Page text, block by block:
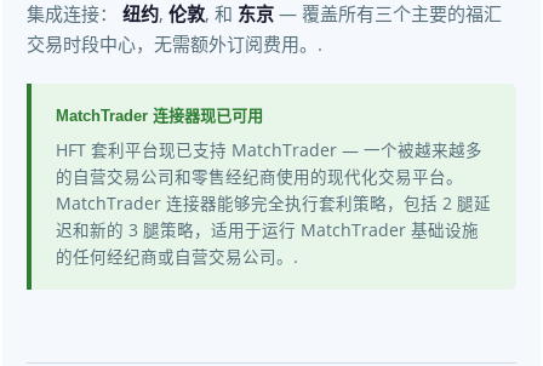
集成连接： 纽约, 伦敦, 和 东京 — 覆盖所有三个主要的福汇
交易时段中心，无需额外订阅费用。.
MatchTrader 连接器现已可用
HFT 套利平台现已支持 MatchTrader — 一个被越来越多
的自营交易公司和零售经纪商使用的现代化交易平台。
MatchTrader 连接器能够完全执行套利策略，包括 2 腿延
迟和新的 3 腿策略，适用于运行 MatchTrader 基础设施
的任何经纪商或自营交易公司。.